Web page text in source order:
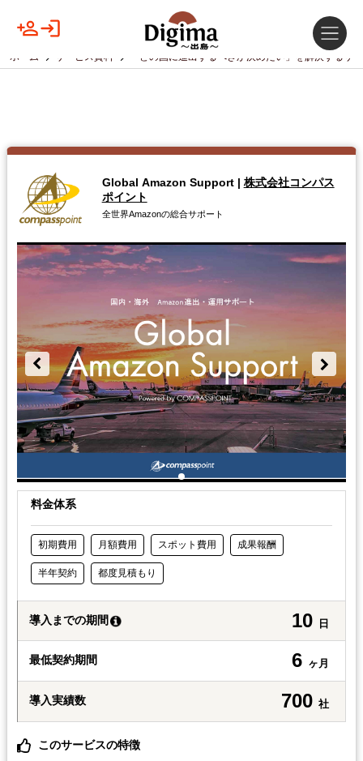
ホーム サービス資料 「どの国に進出するべきか決めたい」を解決するサ
Global Amazon Support | 株式会社コンパス
ポイント
全世界Amazonの総合サポート
料金体系
初期費用 月額費用 スポット費用 成果報酬
半年契約 都度見積もり
導入までの期間 10 日
最低契約期間 6 ヶ月
導入実績数 700 社
このサービスの特徴